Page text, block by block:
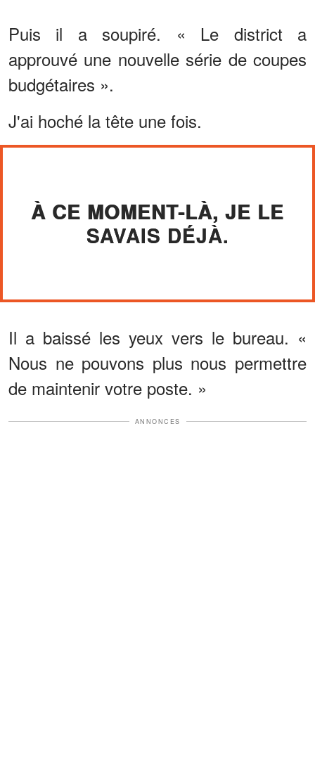
Puis il a soupiré. « Le district a
approuvé une nouvelle série de coupes
budgétaires ».
J'ai hoché la tête une fois.
À CE MOMENT-LÀ, JE LE
SAVAIS DÉJÀ.
Il a baissé les yeux vers le bureau. «
Nous ne pouvons plus nous permettre
de maintenir votre poste. »
ANNONCES